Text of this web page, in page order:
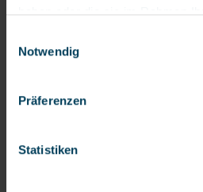
haben oder die sie im Rahmen
Mit Klick auf „[Zustimmen /
erteilen Sie Ihre Einwilligung
Ihr Verhalten in unserem Shop
Deutschland), die diese Daten
zuordnen kann, sie aber zu
Notwendig
Präferenzen
Statistiken